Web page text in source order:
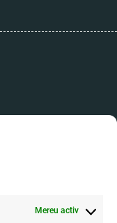
Mereu activ